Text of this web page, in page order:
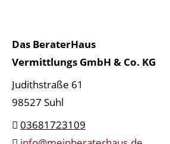
Das BeraterHaus
Vermittlungs GmbH & Co. KG
Judithstraße 61
98527 Suhl
03681723109